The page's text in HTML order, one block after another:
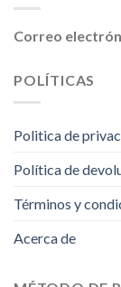
Correo
POLÍTICAS
Politica de
Política de
Términos y
Acerca de